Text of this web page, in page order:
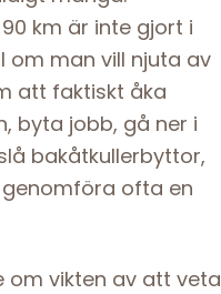
km är inte gjort i
om man vill njuta av
att faktiskt åka
byta jobb, gå ner i
bakåtkullerbyttor,
ofta en
om vikten av att veta